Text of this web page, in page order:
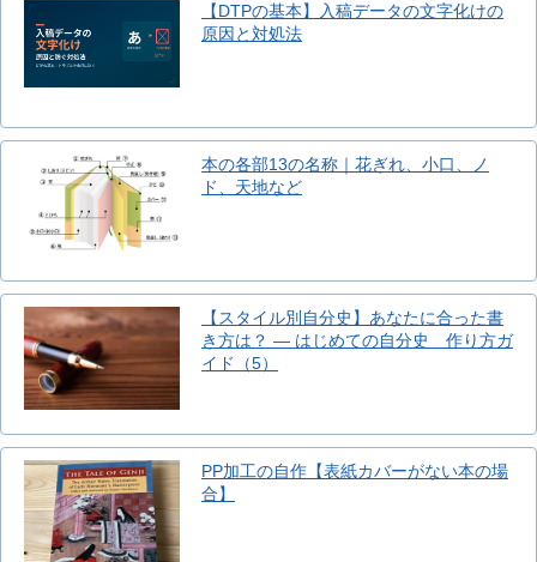
【DTPの基本】入稿データの文字化けの
原因と対処法
本の各部13の名称｜花ぎれ、小口、ノ
ド、天地など
【スタイル別自分史】あなたに合った書
き方は？ ― はじめての自分史 作り方ガ
イド（5）
PP加工の自作【表紙カバーがない本の場
合】